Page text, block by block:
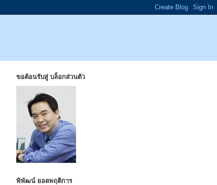
ขอต้อนรับสู่ บล็อกส่วนตัว
พิพัฒน์ ยอดพฤติการ